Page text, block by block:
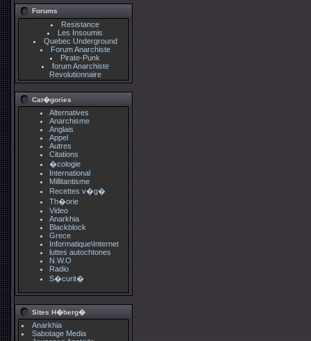
Forums
Resistance
Les Insoumis
Quebec Underground
Forum Anarchiste
Pirate-Punk
forum Anarchiste
Revolutionnaire
Cat�gories
Alternatives
Anarchisme
Anglais
Appel
Autres
Citations
�cologie
International
Millitantisme
Recettes v�g�
Th�orie
Video
Anarkhia
Blackblock
Grece
Informatique\Internet
luttes autochtones
N.W.O
Radio
S�curit�
Sites H�berg�
Anarkhia
Sabotage Media